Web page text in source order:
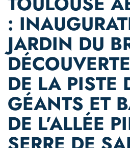
:
JARDIN DU
DE LA PISTE
GÉANTS ET
DE L’ALLÉE